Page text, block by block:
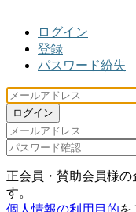
ログイン
登録
パスワード紛失
ログイン
正会員・賛助会員様
す。